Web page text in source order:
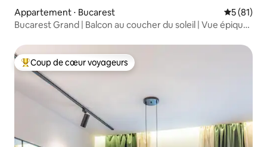
Appartement ⋅ Bucarest
5 (81)
Bucarest Grand | Balcon au coucher du soleil | Vue épique |
Coups de cœur voyageurs les plus appréciés
Coup de cœur voyageurs